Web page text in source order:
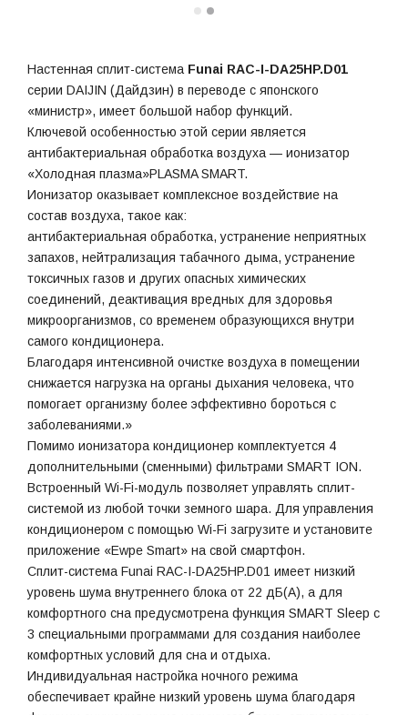
Настенная сплит-система Funai RAC-I-DA25HP.D01
серии DAIJIN (Дайдзин) в переводе с японского
«министр», имеет большой набор функций.
Ключевой особенностью этой серии является
антибактериальная обработка воздуха — ионизатор
«Холодная плазма»PLASMA SMART.
Ионизатор оказывает комплексное воздействие на
состав воздуха, такое как:
антибактериальная обработка, устранение неприятных
запахов, нейтрализация табачного дыма, устранение
токсичных газов и других опасных химических
соединений, деактивация вредных для здоровья
микроорганизмов, со временем образующихся внутри
самого кондиционера.
Благодаря интенсивной очистке воздуха в помещении
снижается нагрузка на органы дыхания человека, что
помогает организму более эффективно бороться с
заболеваниями.»
Помимо ионизатора кондиционер комплектуется 4
дополнительными (сменными) фильтрами SMART ION.
Встроенный Wi-Fi-модуль позволяет управлять сплит-
системой из любой точки земного шара. Для управления
кондиционером с помощью Wi-Fi загрузите и установите
приложение «Ewpe Smart» на свой смартфон.
Сплит-система Funai RAC-I-DA25HP.D01 имеет низкий
уровень шума внутреннего блока от 22 дБ(А), а для
комфортного сна предусмотрена функция SMART Sleep с
3 специальными программами для создания наиболее
комфортных условий для сна и отдыха.
Индивидуальная настройка ночного режима
обеспечивает крайне низкий уровень шума благодаря